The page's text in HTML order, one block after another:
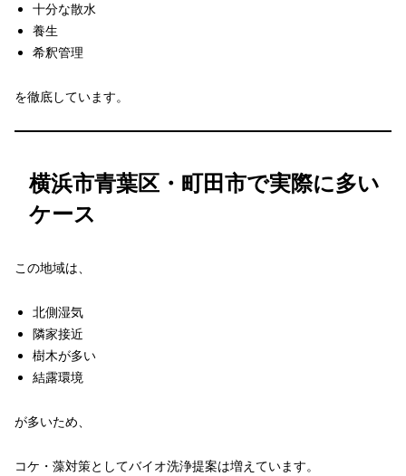
十分な散水
養生
希釈管理
を徹底しています。
横浜市青葉区・町田市で実際に多い
ケース
この地域は、
北側湿気
隣家接近
樹木が多い
結露環境
が多いため、
コケ・藻対策としてバイオ洗浄提案は増えています。